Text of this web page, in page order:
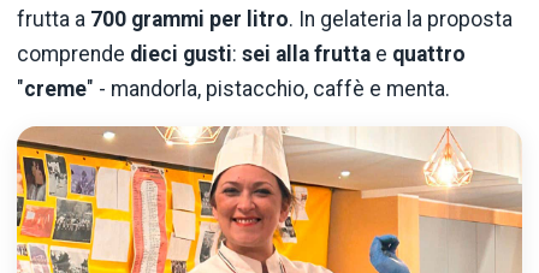
frutta a 700 grammi per litro. In gelateria la proposta
comprende dieci gusti: sei alla frutta e quattro
"creme" - mandorla, pistacchio, caffè e menta.